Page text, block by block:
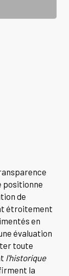
positionne
de
étroitement
en
évaluation
toute
l'historique
la